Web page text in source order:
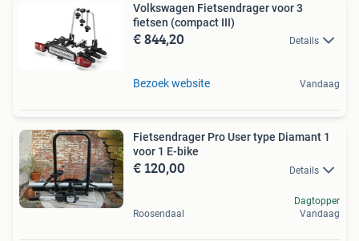
Volkswagen Fietsendrager voor 3
fietsen (compact III)
€ 844,20 Details
Bezoek website Vandaag
Fietsendrager Pro User type Diamant 1
voor 1 E-bike
€ 120,00 Details
Roosendaal
Dagtopper
Vandaag